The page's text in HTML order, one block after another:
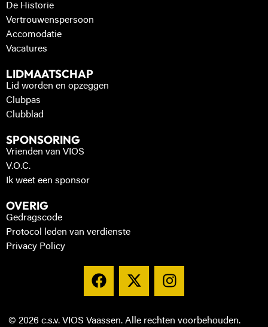
De Historie
Vertrouwenspersoon
Accomodatie
Vacatures
LIDMAATSCHAP
Lid worden en opzeggen
Clubpas
Clubblad
SPONSORING
Vrienden van VIOS
V.O.C.
Ik weet een sponsor
OVERIG
Gedragscode
Protocol leden van verdienste
Privacy Policy
© 2026 c.s.v. VIOS Vaassen. Alle rechten voorbehouden.